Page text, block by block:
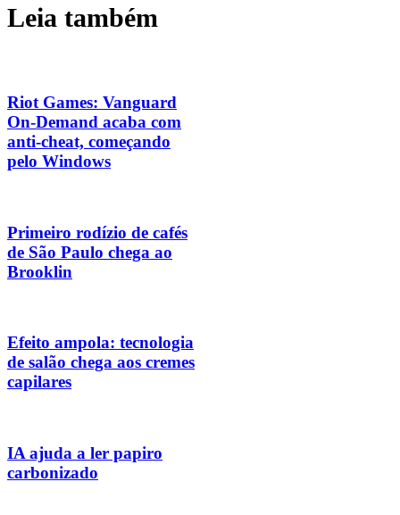
Leia também
Riot Games: Vanguard
On-Demand acaba com
anti-cheat, começando
pelo Windows
Primeiro rodízio de cafés
de São Paulo chega ao
Brooklin
Efeito ampola: tecnologia
de salão chega aos cremes
capilares
IA ajuda a ler papiro
carbonizado